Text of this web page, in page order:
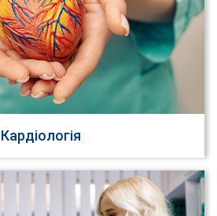
Кардіологія